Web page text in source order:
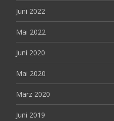
Juni 2022
Mai 2022
Juni 2020
Mai 2020
März 2020
Juni 2019